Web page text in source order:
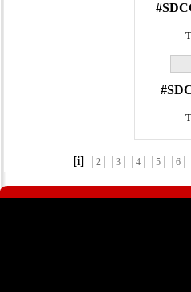
[i] 2 3 4 5 6